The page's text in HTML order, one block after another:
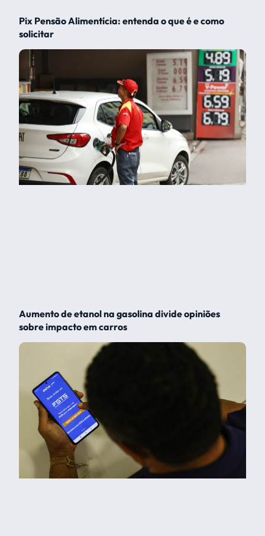
Pix Pensão Alimentícia: entenda o que é e como
solicitar
Aumento de etanol na gasolina divide opiniões
sobre impacto em carros